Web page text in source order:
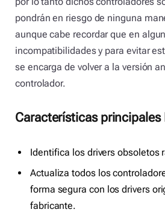
pondrán en riesgo de ninguna
aunque cabe recordar que en
incompatibilidades y para evitar
se encarga de volver a la versión
controlador.
Características principales
Identifica los drivers obsoletos
Actualiza todos los
forma segura con los drivers
fabricante.